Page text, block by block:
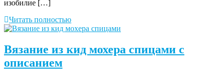
изобилие […]
Читать полностью
Вязание из кид мохера спицами с
описанием